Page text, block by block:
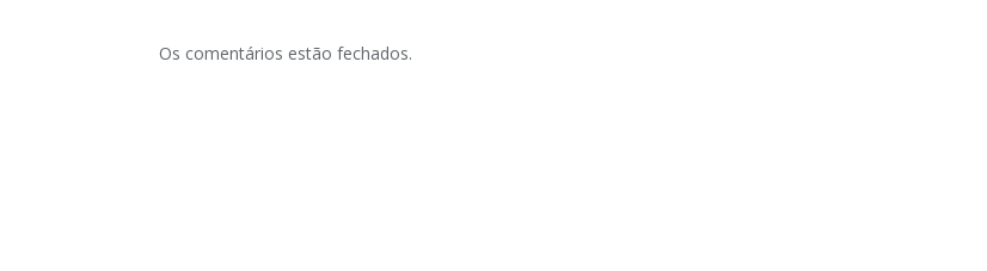
Os comentários estão fechados.